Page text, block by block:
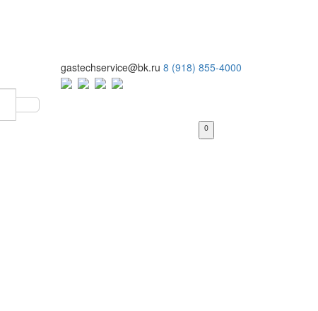
gastechservice@bk.ru 8 (918) 855-4000
0